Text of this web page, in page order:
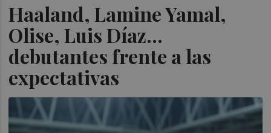
Haaland, Lamine Yamal,
Olise, Luis Díaz...
debutantes frente a las
expectativas